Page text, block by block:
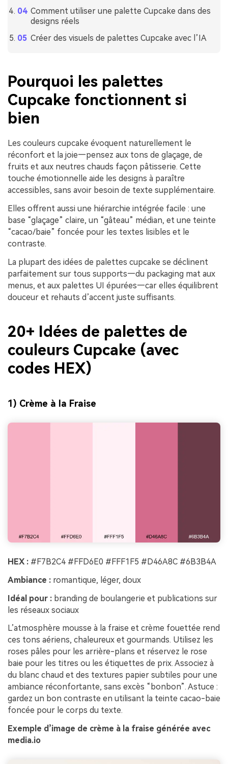
Comment utiliser une palette Cupcake dans des
designs réels
Créer des visuels de palettes Cupcake avec l’IA
Pourquoi les palettes
Cupcake fonctionnent si
bien
Les couleurs cupcake évoquent naturellement le
réconfort et la joie—pensez aux tons de glaçage, de
fruits et aux neutres chauds façon pâtisserie. Cette
touche émotionnelle aide les designs à paraître
accessibles, sans avoir besoin de texte supplémentaire.
Elles offrent aussi une hiérarchie intégrée facile : une
base “glaçage” claire, un “gâteau” médian, et une teinte
“cacao/baie” foncée pour les textes lisibles et le
contraste.
La plupart des idées de palettes cupcake se déclinent
parfaitement sur tous supports—du packaging mat aux
menus, et aux palettes UI épurées—car elles équilibrent
douceur et rehauts d’accent juste suffisants.
20+ Idées de palettes de
couleurs Cupcake (avec
codes HEX)
1) Crème à la Fraise
HEX : #F7B2C4 #FFD6E0 #FFF1F5 #D46A8C #6B3B4A
Ambiance : romantique, léger, doux
Idéal pour : branding de boulangerie et publications sur
les réseaux sociaux
L’atmosphère mousse à la fraise et crème fouettée rend
ces tons aériens, chaleureux et gourmands. Utilisez les
roses pâles pour les arrière-plans et réservez le rose
baie pour les titres ou les étiquettes de prix. Associez à
du blanc chaud et des textures papier subtiles pour une
ambiance réconfortante, sans excès “bonbon”. Astuce :
gardez un bon contraste en utilisant la teinte cacao-baie
foncée pour le corps du texte.
Exemple d’image de crème à la fraise générée avec
media.io